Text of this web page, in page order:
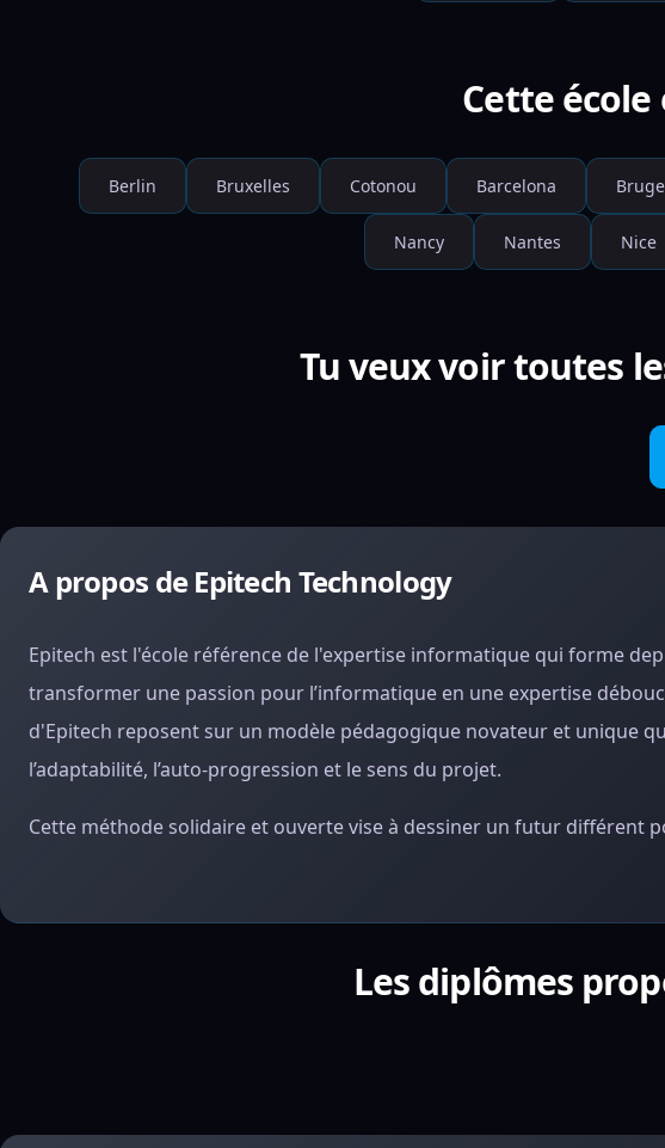
Cette école
Berlin Bruxelles Cotonou Barcelona
Nancy Nantes Nice
Tu veux voir toutes
A propos de Epitech Technology
Epitech est l'école référence de l'expertise informatique qui forme
transformer une passion pour l’informatique en une expertise
d'Epitech reposent sur un modèle pédagogique novateur et unique
l’adaptabilité, l’auto-progression et le sens du projet.
Cette méthode solidaire et ouverte vise à dessiner un futur
Les diplômes